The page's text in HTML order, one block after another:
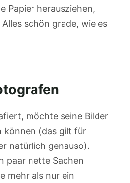
Papier herausziehen,
schön grade, wie es
möchte seine Bilder
können (das gilt für
natürlich genauso).
paar nette Sachen
mehr als nur ein